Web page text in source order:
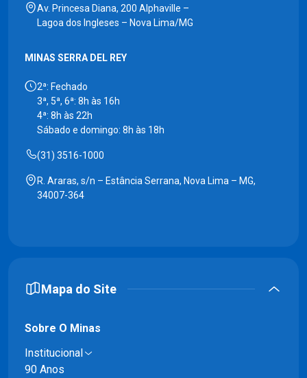
Av. Princesa Diana, 200 Alphaville –
Lagoa dos Ingleses – Nova Lima/MG
MINAS SERRA DEL REY
2ª: Fechado
3ª, 5ª, 6ª: 8h às 16h
4ª: 8h às 22h
Sábado e domingo: 8h às 18h
(31) 3516-1000
R. Araras, s/n – Estância Serrana, Nova Lima – MG,
34007-364
Mapa do Site
Sobre O Minas
Institucional
90 Anos